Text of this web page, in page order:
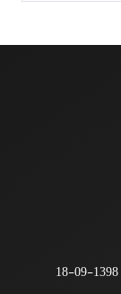
1398-09-18